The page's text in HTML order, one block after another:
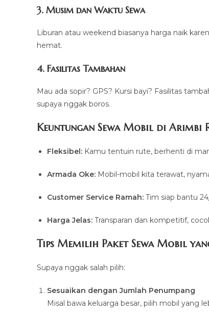
3. Musim dan Waktu Sewa
Liburan atau weekend biasanya harga naik
hemat.
4. Fasilitas Tambahan
Mau ada sopir? GPS? Kursi bayi? Fasilitas
supaya nggak boros.
Keuntungan Sewa Mobil di Arimbi
Fleksibel: Kamu tentuin rute, berhenti di
Armada Oke: Mobil-mobil kita terawat,
Customer Service Ramah: Tim siap bantu
Harga Jelas: Transparan dan kompetitif,
Tips Memilih Paket Sewa Mobil
Supaya nggak salah pilih:
Sesuaikan dengan Jumlah Penumpang
Misal bawa keluarga besar, pilih mobil yang